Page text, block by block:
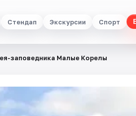
Стендап Экскурсии Спорт
заповедника Малые Корелы